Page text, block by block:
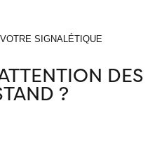
SIGNALÉTIQUE
DES
?